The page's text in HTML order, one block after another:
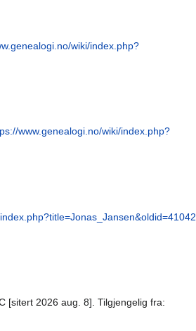
wiki/index.php?
www.genealogi.no/wiki/index.php?
[sitert 2026 aug. 8]. Tilgjengelig fra: